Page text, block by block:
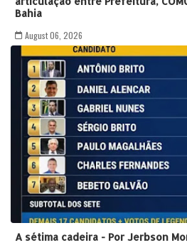
Bahia
August 06, 2026
A sétima cadeira - Por Jerbson